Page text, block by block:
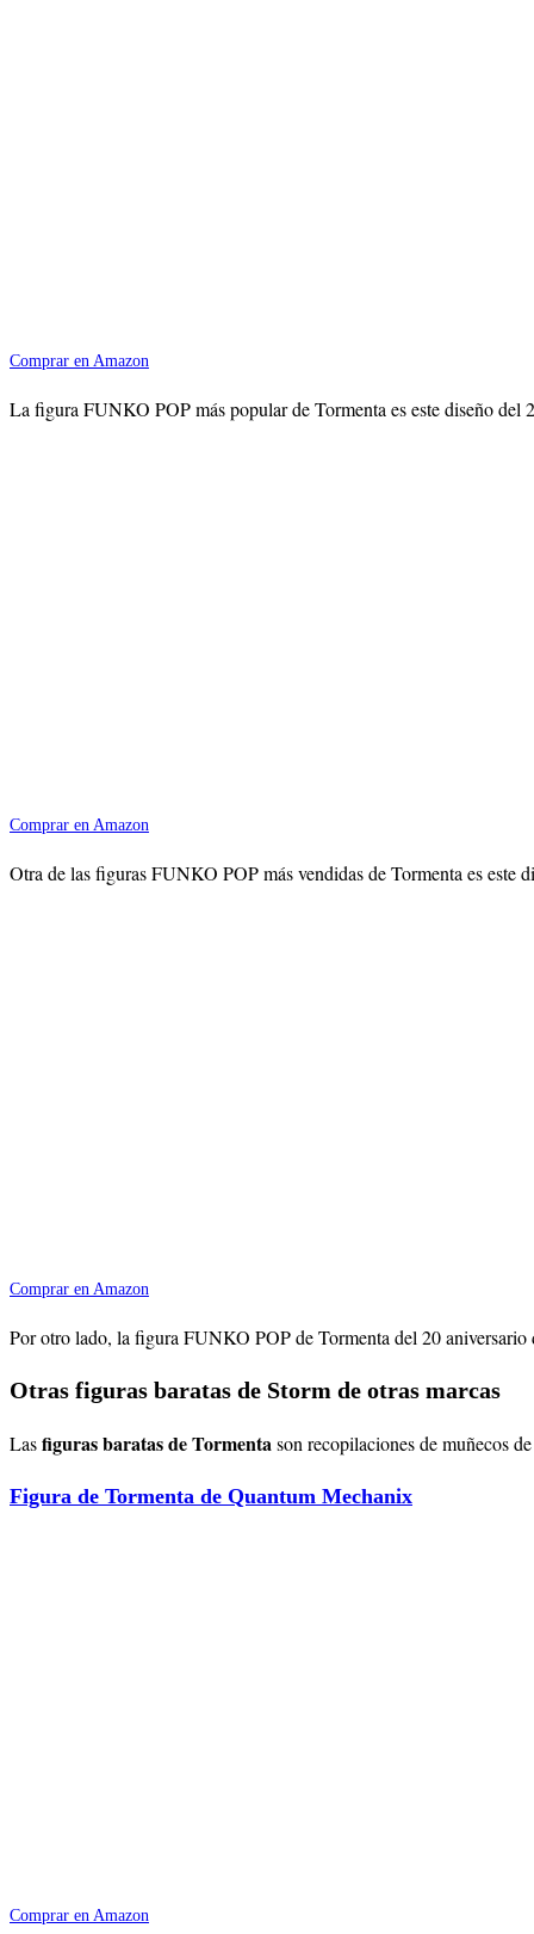
Comprar en Amazon
La figura FUNKO POP más popular de Tormenta es este diseño
Comprar en Amazon
Otra de las figuras FUNKO POP más vendidas de Tormenta es este
Comprar en Amazon
Por otro lado, la figura FUNKO POP de Tormenta del 20
Otras figuras baratas de Storm de otras marcas
Lasfiguras baratas de Tormentason recopilaciones de muñecos
Figura de Tormenta de Quantum Mechanix
Comprar en Amazon